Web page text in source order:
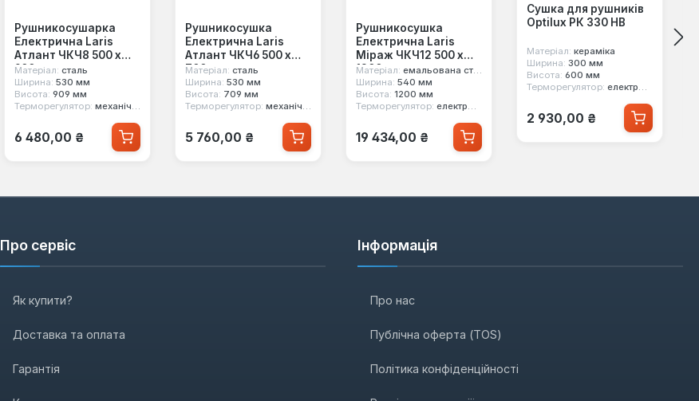
Рушникосушарка
Електрична Laris
Атлант ЧКЧ8 500 х
900
Матеріал: сталь
Ширина: 530 мм
Висота: 909 мм
Терморегулятор: механічний
Звичайна ціна:
6 480,00 ₴
Рушникосушка
Електрична Laris
Атлант ЧКЧ6 500 х
700
Матеріал: сталь
Ширина: 530 мм
Висота: 709 мм
Терморегулятор: механічний
Звичайна ціна:
5 760,00 ₴
Рушникосушка
Електрична Laris
Міраж ЧКЧ12 500 х
1200
Матеріал: емальована сталь
Ширина: 540 мм
Висота: 1200 мм
Терморегулятор: електронний
Звичайна ціна:
19 434,00 ₴
Сушка для рушників
Optilux РК 330 НВ
Матеріал: кераміка
Ширина: 300 мм
Висота: 600 мм
Терморегулятор: електронний
Звичайна ціна:
2 930,00 ₴
Про сервіс
Як купити?
Доставка та оплата
Гарантія
Інформація
Про нас
Публічна оферта (TOS)
Політика конфіденційності